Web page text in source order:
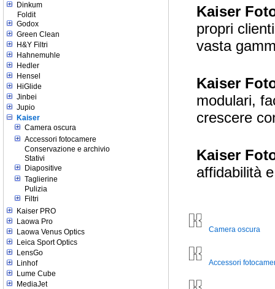
Dinkum
Foldit
Godox
Green Clean
H&Y Filtri
Hahnemuhle
Hedler
Hensel
HiGlide
Jinbei
Jupio
Kaiser
Camera oscura
Accessori fotocamere
Conservazione e archivio
Stativi
Diapositive
Taglierine
Pulizia
Filtri
Kaiser PRO
Laowa Pro
Laowa Venus Optics
Leica Sport Optics
LensGo
Linhof
Lume Cube
MediaJet
Kaiser
propri
vasta
Kaiser
modulari,
crescere
Kaiser
affidabilità
Camera oscura
Accessori